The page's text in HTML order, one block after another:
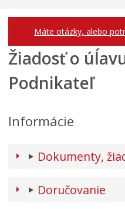
Máte otázky, alebo
Žiadosť o
Podnikateľ
Informácie
Dokumenty,
Doručovanie